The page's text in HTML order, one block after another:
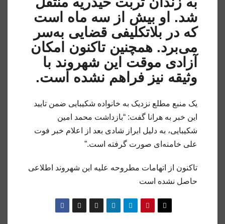
شد. او بیش از سه ماه است
که در بلاتکلیفی قضایی به‌سر
می‌برد. همچنین تاکنون امکان
آزادی موقت این شهروند با
وثیقه نیز فراهم نشده است.
یک منبع مطلع نزدیک به خانواده شکیبایی ضمن تایید
این خبر به هرانا گفت: “بازداشت محمد امین
شکیبایی، به دلیل ابراز شادی بعد از اعلام خبر فوت
علی خامنه‌ای صورت گرفته است.”
تاکنون از اتهامات مطروحه علیه این شهروند اطلاعی
حاصل نشده است